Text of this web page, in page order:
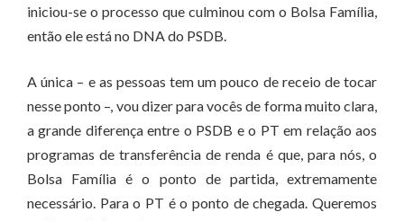
iniciou-se o processo que culminou com o Bolsa Família,
então ele está no DNA do PSDB.
A única – e as pessoas tem um pouco de receio de tocar
nesse ponto –, vou dizer para vocês de forma muito clara,
a grande diferença entre o PSDB e o PT em relação aos
programas de transferência de renda é que, para nós, o
Bolsa Família é o ponto de partida, extremamente
necessário. Para o PT é o ponto de chegada. Queremos